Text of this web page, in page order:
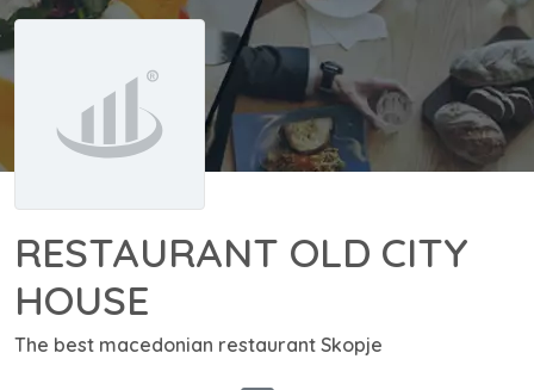
RESTAURANT OLD CITY
HOUSE
The best macedonian restaurant Skopje